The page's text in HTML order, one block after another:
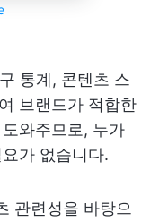
통계, 콘텐츠 스
브랜드가 적합한
와주므로, 누가
가 없습니다.
관련성을 바탕으